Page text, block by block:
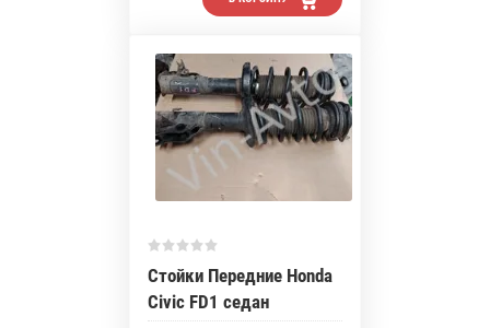
Стойки Передние Honda
Civic FD1 седан